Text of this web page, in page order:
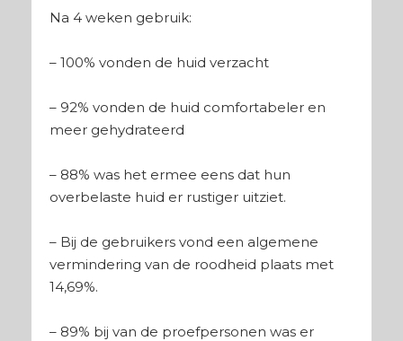
Na 4 weken gebruik:
– 100% vonden de huid verzacht
– 92% vonden de huid comfortabeler en
meer gehydrateerd
– 88% was het ermee eens dat hun
overbelaste huid er rustiger uitziet.
– Bij de gebruikers vond een algemene
vermindering van de roodheid plaats met
14,69%.
– 89% bij van de proefpersonen was er